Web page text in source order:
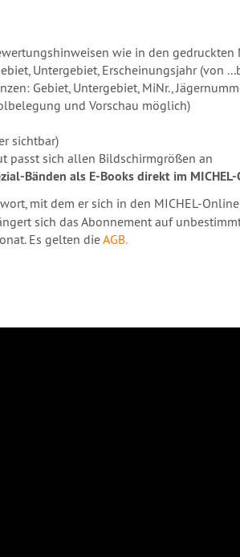
wie in den gedruckten
Untergebiet, Erscheinungsjahr (von
Gebiet, Untergebiet, MiNr.,
und Vorschau möglich)
sichtbar)
passt sich allen Bildschirmgrößen an
Bänden als E-Books direkt im
mit dem er sich in den MICHEL-
sich das Abonnement auf
Es gelten dieAGB.